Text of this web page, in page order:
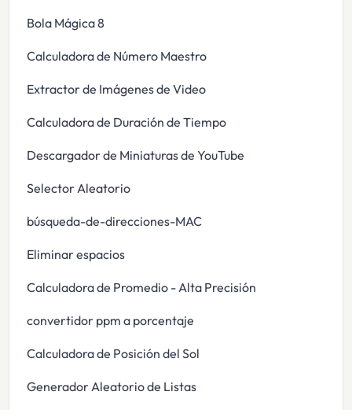
Bola Mágica 8
Calculadora de Número Maestro
Extractor de Imágenes de Video
Calculadora de Duración de Tiempo
Descargador de Miniaturas de YouTube
Selector Aleatorio
búsqueda-de-direcciones-MAC
Eliminar espacios
Calculadora de Promedio - Alta Precisión
convertidor ppm a porcentaje
Calculadora de Posición del Sol
Generador Aleatorio de Listas